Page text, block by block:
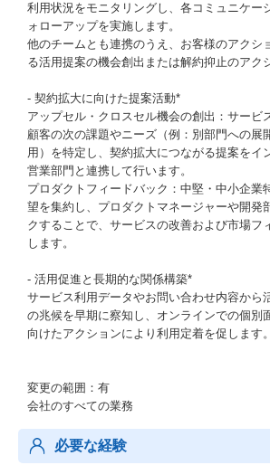
利用状況をモニタリングし、各コミュニケー
ォローアップを実施します。
他のチームとも連携のうえ、お客様のアクシ
る活用提案の機会創出または解約抑止のアク
- 契約拡大に向けた提案活動*
アップセル・クロスセル機会の創出：サービ
顧客の次の課題やニーズ（例：別部門への展
用）を特定し、契約拡大につながる提案をイ
営業部門と連携して行います。
プロダクトフィードバック：中堅・中小企業
望を集約し、プロダクトマネージャーや開発
クすることで、サービスの改善および市場フ
します。
- 活用促進と長期的な関係構築*
サービス利用データやお問い合わせ内容から
の兆候を早期に察知し、オンラインでの個別
向けたアクションにより利用定着を促します。
変更の範囲：有
会社のすべての業務
必要な経験